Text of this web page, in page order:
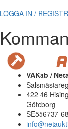
LOGGA IN /
VAKab /
422 46
Göteborg
SE556737-